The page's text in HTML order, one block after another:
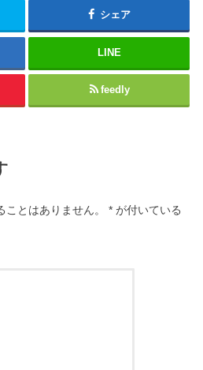
シェア
LINE
feedly
とはありません。 * が付いている